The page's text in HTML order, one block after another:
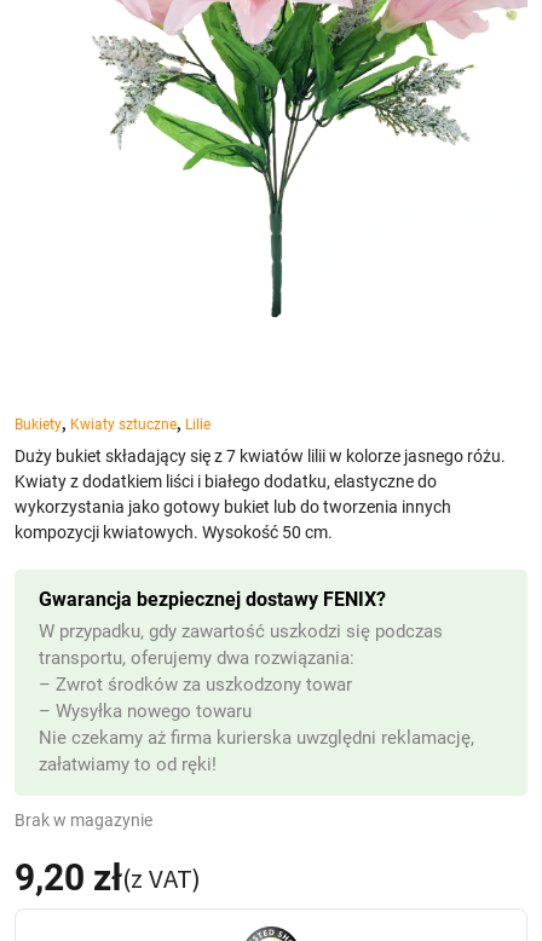
Bukiety, Kwiaty sztuczne, Lilie
9,20 zł(z VAT)
Duży bukiet składający się z 7 kwiatów lilii w kolorze jasnego różu.
Kwiaty z dodatkiem liści i białego dodatku, elastyczne do
wykorzystania jako gotowy bukiet lub do tworzenia innych
kompozycji kwiatowych. Wysokość 50 cm.
Brak w magazynie
Gwarancja bezpiecznej dostawy FENIX?
W przypadku, gdy zawartość uszkodzi się podczas
transportu, oferujemy dwa rozwiązania:
– Zwrot środków za uszkodzony towar
– Wysyłka nowego towaru
Nie czekamy aż firma kurierska uwzględni reklamację,
załatwiamy to od ręki!